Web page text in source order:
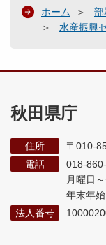
ホーム 部
水産振興
秋田県庁
住所
〒010-
電話
018-
月曜日
年末年始
法人番号